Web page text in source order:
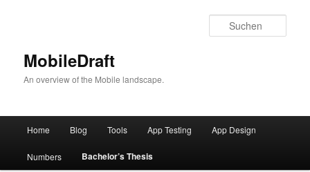
MobileDraft
An overview of the Mobile landscape.
Zum
Inhalt
Home Blog Tools App Testing App Design
Numbers Bachelor’s Thesis